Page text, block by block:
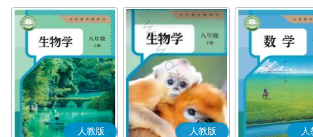
人教版 人教版 人